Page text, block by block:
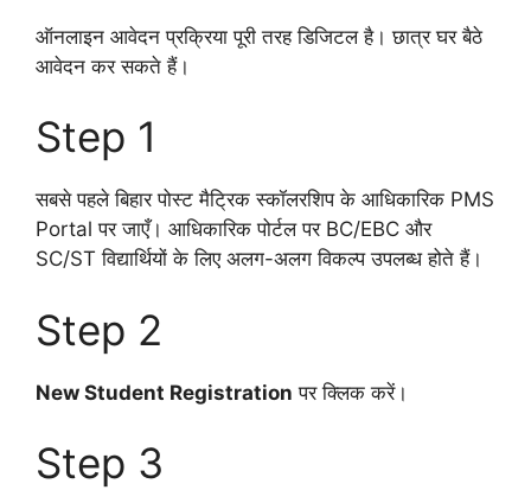
ऑनलाइन आवेदन प्रक्रिया पूरी तरह डिजिटल है। छात्र घर बैठे
आवेदन कर सकते हैं।
Step 1
सबसे पहले बिहार पोस्ट मैट्रिक स्कॉलरशिप के आधिकारिक PMS
Portal पर जाएँ। आधिकारिक पोर्टल पर BC/EBC और
SC/ST विद्यार्थियों के लिए अलग-अलग विकल्प उपलब्ध होते हैं।
Step 2
New Student Registration पर क्लिक करें।
Step 3